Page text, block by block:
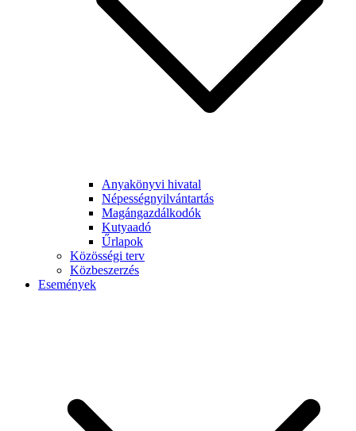
Anyakönyvi hivatal
Népességnyilvántartás
Magángazdálkodók
Kutyaadó
Űrlapok
Közösségi terv
Közbeszerzés
Események